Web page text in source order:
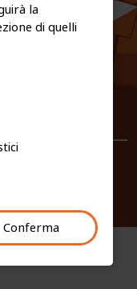
la
di quelli
Conferma